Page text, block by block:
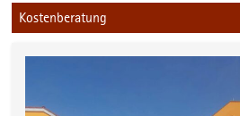
Kostenberatung